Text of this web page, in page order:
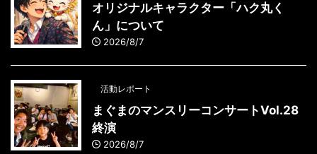
オリジナルキャラクター「ハク丸く
ん」について
2026/8/7
活動レポート
まぐまのマンスリーコンサートVol.28
終演
2026/8/7